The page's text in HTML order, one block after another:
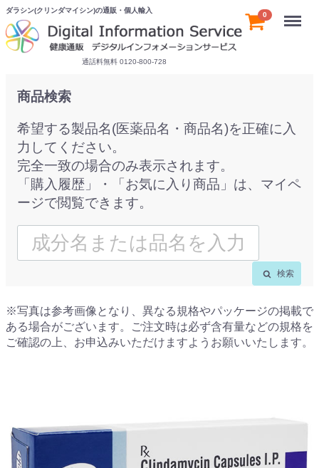
ダラシン(クリンダマイシン)の通販・個人輸入
通話料無料 0120-800-728
0 Menu
商品検索
希望する製品名(医薬品名・商品名)を正確に入
力してください。
完全一致の場合のみ表示されます。
「購入履歴」・「お気に入り商品」は、マイペ
ージで閲覧できます。
検索
※写真は参考画像となり、異なる規格やパッケージの掲載で
ある場合がございます。ご注文時は必ず含有量などの規格を
ご確認の上、お申込みいただけますようお願いいたします。